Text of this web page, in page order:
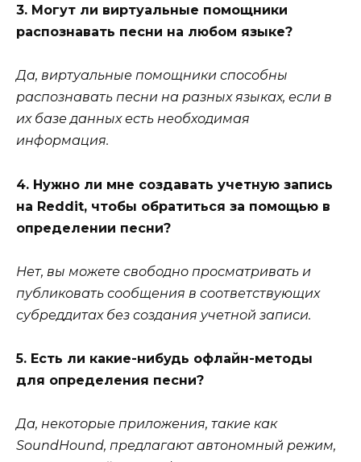
3. Могут ли виртуальные помощники
распознавать песни на любом языке?
Да, виртуальные помощники способны
распознавать песни на разных языках, если в
их базе данных есть необходимая
информация.
4. Нужно ли мне создавать учетную запись
на Reddit, чтобы обратиться за помощью в
определении песни?
Нет, вы можете свободно просматривать и
публиковать сообщения в соответствующих
субреддитах без создания учетной записи.
5. Есть ли какие-нибудь офлайн-методы
для определения песни?
Да, некоторые приложения, такие как
SoundHound, предлагают автономный режим,